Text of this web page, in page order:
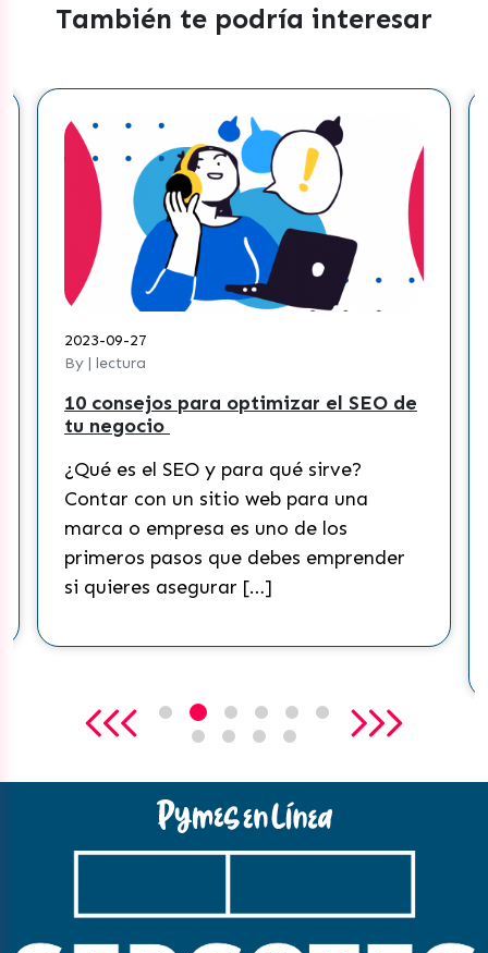
También te podría interesar
2023-09-27
By | lectura
10 consejos para optimizar el SEO de
tu negocio
¿Qué es el SEO y para qué sirve?
Contar con un sitio web para una
marca o empresa es uno de los
primeros pasos que debes emprender
si quieres asegurar […]